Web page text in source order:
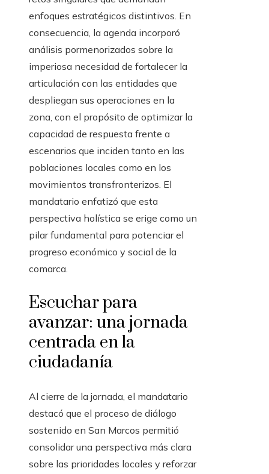
enfoques estratégicos distintivos. En
consecuencia, la agenda incorporó
análisis pormenorizados sobre la
imperiosa necesidad de fortalecer la
articulación con las entidades que
despliegan sus operaciones en la
zona, con el propósito de optimizar la
capacidad de respuesta frente a
escenarios que inciden tanto en las
poblaciones locales como en los
movimientos transfronterizos. El
mandatario enfatizó que esta
perspectiva holística se erige como un
pilar fundamental para potenciar el
progreso económico y social de la
comarca.
Escuchar para
avanzar: una jornada
centrada en la
ciudadanía
Al cierre de la jornada, el mandatario
destacó que el proceso de diálogo
sostenido en San Marcos permitió
consolidar una perspectiva más clara
sobre las prioridades locales y reforzar